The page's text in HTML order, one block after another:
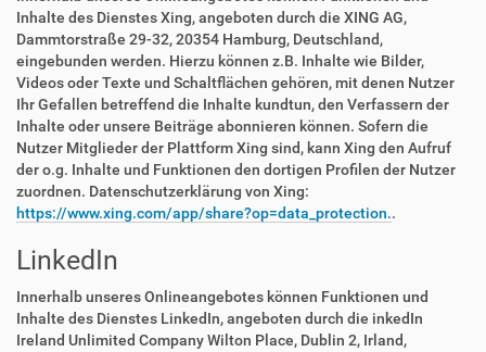
Inhalte des Dienstes Xing, angeboten durch die XING AG,
Dammtorstraße 29-32, 20354 Hamburg, Deutschland,
eingebunden werden. Hierzu können z.B. Inhalte wie Bilder,
Videos oder Texte und Schaltflächen gehören, mit denen Nutzer
Ihr Gefallen betreffend die Inhalte kundtun, den Verfassern der
Inhalte oder unsere Beiträge abonnieren können. Sofern die
Nutzer Mitglieder der Plattform Xing sind, kann Xing den Aufruf
der o.g. Inhalte und Funktionen den dortigen Profilen der Nutzer
zuordnen. Datenschutzerklärung von Xing:
https://www.xing.com/app/share?op=data_protection..
LinkedIn
Innerhalb unseres Onlineangebotes können Funktionen und
Inhalte des Dienstes LinkedIn, angeboten durch die inkedIn
Ireland Unlimited Company Wilton Place, Dublin 2, Irland,